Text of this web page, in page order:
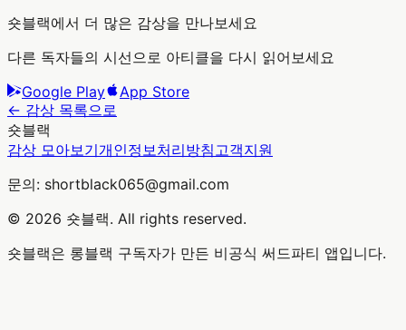
숏블랙에서 더 많은 감상을 만나보세요
다른 독자들의 시선으로 아티클을 다시 읽어보세요
Google Play
App Store
← 감상 목록으로
숏블랙
감상 모아보기개인정보처리방침 고객지원
문의: shortblack065@gmail.com
© 2026 숏블랙. All rights reserved.
숏블랙은 롱블랙 구독자가 만든 비공식 써드파티 앱입니다.